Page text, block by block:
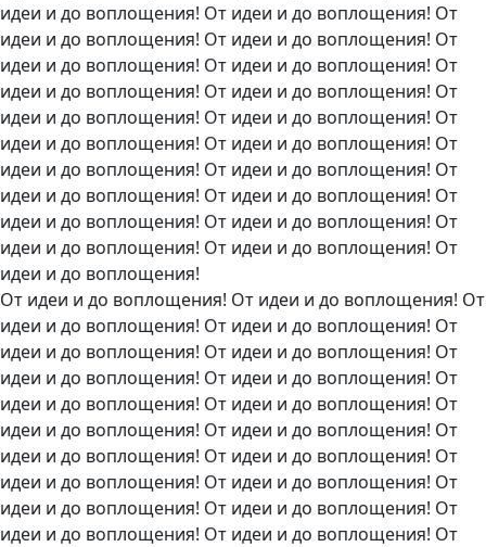
идеи и до воплощения! От идеи и до воплощения! От
идеи и до воплощения! От идеи и до воплощения! От
идеи и до воплощения! От идеи и до воплощения! От
идеи и до воплощения! От идеи и до воплощения! От
идеи и до воплощения! От идеи и до воплощения! От
идеи и до воплощения! От идеи и до воплощения! От
идеи и до воплощения! От идеи и до воплощения! От
идеи и до воплощения! От идеи и до воплощения! От
идеи и до воплощения! От идеи и до воплощения! От
идеи и до воплощения! От идеи и до воплощения! От
идеи и до воплощения!
От идеи и до воплощения! От идеи и до воплощения! От
идеи и до воплощения! От идеи и до воплощения! От
идеи и до воплощения! От идеи и до воплощения! От
идеи и до воплощения! От идеи и до воплощения! От
идеи и до воплощения! От идеи и до воплощения! От
идеи и до воплощения! От идеи и до воплощения! От
идеи и до воплощения! От идеи и до воплощения! От
идеи и до воплощения! От идеи и до воплощения! От
идеи и до воплощения! От идеи и до воплощения! От
идеи и до воплощения! От идеи и до воплощения! От